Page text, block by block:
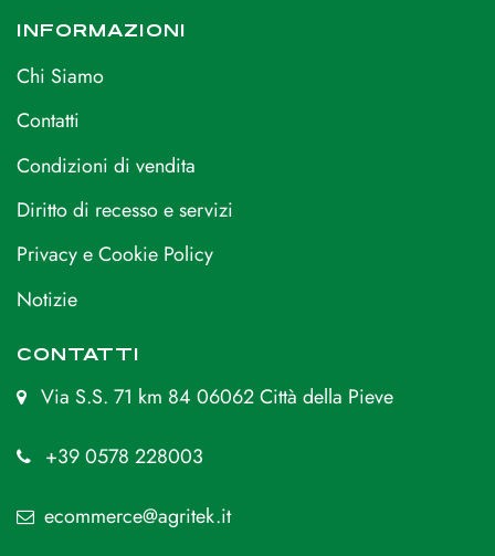
INFORMAZIONI
Chi Siamo
Contatti
Condizioni di vendita
Diritto di recesso e servizi
Privacy e Cookie Policy
Notizie
CONTATTI
Via S.S. 71 km 84 06062 Città della Pieve
+39 0578 228003
ecommerce@agritek.it